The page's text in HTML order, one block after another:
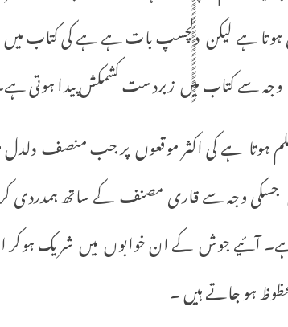
ہوتا ہے لیکن دلچسپ بات ہے ہے کی
سے کتاب میں زبردست کشمکش پیدا ہوتی
ہوتا ہے کی اکثر موقعوں پر جب منصف
جسکی وجہ سے قاری مصنف کے ساتھ ہمدردی
آئیے جوش کے ان خوابوں میں شریک
ہو جاتے ہیں ۔